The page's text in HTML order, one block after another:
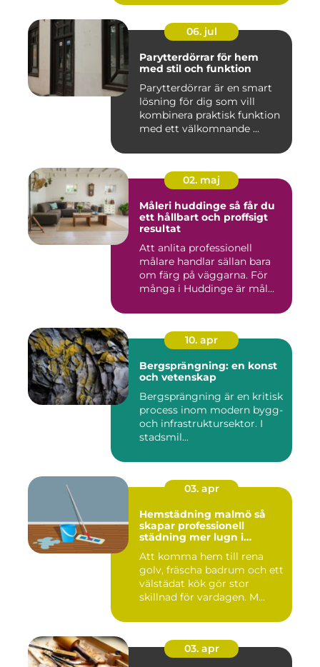
06. jul
Parytterdörrar för hem
med stil och funktion
Parytterdörrar är en smart
lösning för dig som vill
kombinera praktisk funktion
med ett välkomnande ...
02. maj
Måleri huddinge så får du
ett hållbart och proffsigt
resultat
Att anlita professionell
målare handlar sällan bara
om färg på väggarna. För
många i Huddinge är mål...
10. apr
Bergsprängning: en konst
och vetenskap
Bergsprängning är en kritisk
process inom modern bygg-
och infrastruktursektor. I
stadsmil...
03. apr
Hemstädning malmö så
skapar professionell
städning mer lugn i
Att komma hem till rena
golv, fräscha badrum och ett
välstädat kök gör stor
skillnad för vardagen. M...
03. apr